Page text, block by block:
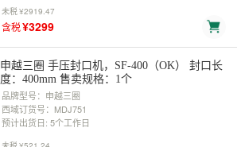
未税¥2919.47
含税¥3299
申越三圈 手压封口机，SF-400（OK） 封口长
度：400mm 售卖规格：1个
品牌型号：申越三圈
西域订货号：MDJ751
预计出货日: 5个工作日